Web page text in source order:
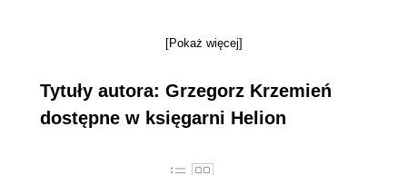
GoldenSubmarine. W firmie odpowiada za jakość
[Pokaż więcej]
Tytuły autora: Grzegorz Krzemień
dostępne w księgarni Helion